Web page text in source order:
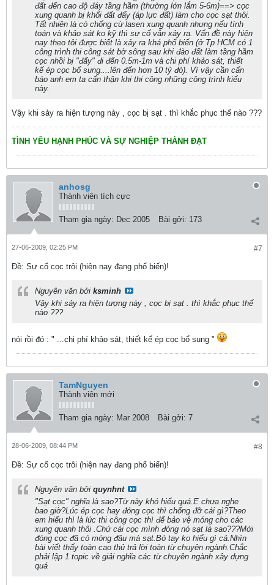
đất đến cao độ đáy tầng hầm (thường lớn lắm 5-6m)==> cọc
xung quanh bị khối đất đẩy (áp lực đất) làm cho cọc sạt thôi.
Tất nhiên là có chống cừ lasen xung quanh nhưng nếu tính
toán và khảo sát ko kỹ thì sự cố vẫn xảy ra. Vấn đề này hiện
nay theo tôi được biết là xảy ra khá phổ biến (ở Tp HCM có 1
công trình thi công sát bờ sông sau khi đào đất làm tầng hầm
cọc nhồi bị "đẩy" đi đến 0.5m-1m và chi phí khảo sát, thiết
kế ép cọc bổ sung....lên đến hơn 10 tỷ đó). Vì vậy cần cẩn
báo anh em ta cẩn thận khi thi công những công trình kiểu
này.
Vậy khi sảy ra hiện tượng này , cọc bị sạt . thì khắc phục thế nào ???
TÌNH YÊU HẠNH PHÚC VÀ SỰ NGHIỆP THÀNH ĐẠT
anhosg
Thành viên tích cực
Tham gia ngày: Dec 2005 Bài gởi: 173
#7
27-06-2009, 02:25 PM
Ðề: Sự cố cọc trôi (hiện nay đang phổ biến)!
Nguyên văn bởi ksminh
Vậy khi sảy ra hiện tượng này , cọc bị sạt . thì khắc phục thế
nào ???
nói rồi đó : " ...chi phí khảo sát, thiết kế ép cọc bổ sung "
TamNguyen
Thành viên mới
Tham gia ngày: Mar 2008 Bài gởi: 7
#8
28-06-2009, 08:44 PM
Ðề: Sự cố cọc trôi (hiện nay đang phổ biến)!
Nguyên văn bởi quynhnt
"Sạt cọc" nghĩa là sao?Từ này khó hiểu quá.E chưa nghe
bao giờ?Lúc ép cọc hay đóng cọc thì chống đỡ cái gì?Theo
em hiểu thì là lúc thi công cọc thì để bảo vệ móng cho các
xung quanh thôi .Chứ cái cọc mình đóng nó sạt là sao???Mới
đóng cọc đã có móng đâu mà sạt.Bó tay ko hiểu gì cả.Nhìn
bài viết thấy toàn cao thủ trả lời toàn từ chuyên ngành.Chắc
phải lập 1 topic về giải nghĩa các từ chuyên ngành xây dựng
quá